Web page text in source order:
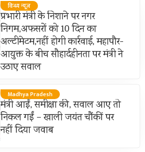
विन्ध्य न्यूज़
प्रभारी मंत्री के निशाने पर नगर
निगम,अफसरों को 10 दिन का
अल्टीमेटम,नहीं होगी कार्रवाई, महापौर-
आयुक्त के बीच सौहार्दहीनता पर मंत्री ने
उठाए सवाल
Madhya Pradesh
मंत्री आईं, समीक्षा की, सवाल आए तो
निकल गईं – खाली जयंत चौंकीं पर
नहीं दिया जवाब